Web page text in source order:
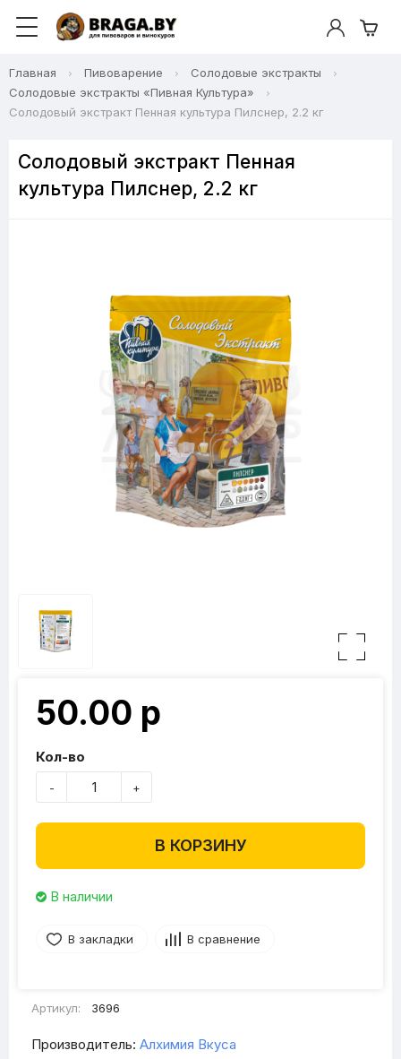
Главная Пивоварение
Солодовые экстракты
Солодовые экстракты «Пивная Культура»
Солодовый экстракт Пенная культура Пилснер, 2.2 кг
Солодовый экстракт Пенная
культура Пилснер, 2.2 кг
50.00 р
Кол-во
- +
В КОРЗИНУ
В наличии
В закладки В сравнение
Артикул: 3696
Производитель: Алхимия Вкуса